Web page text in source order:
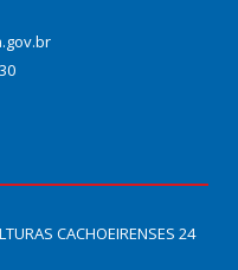
CACHOEIRENSES 24